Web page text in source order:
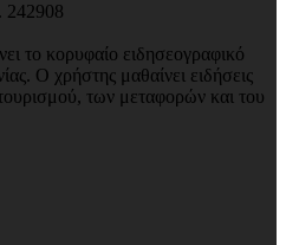
242908
το κορυφαίο ειδησεογραφικό
Ο χρήστης μαθαίνει ειδήσεις
των μεταφορών και του